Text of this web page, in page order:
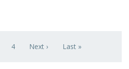
Page
4 Next page
Next › Last page
Last »